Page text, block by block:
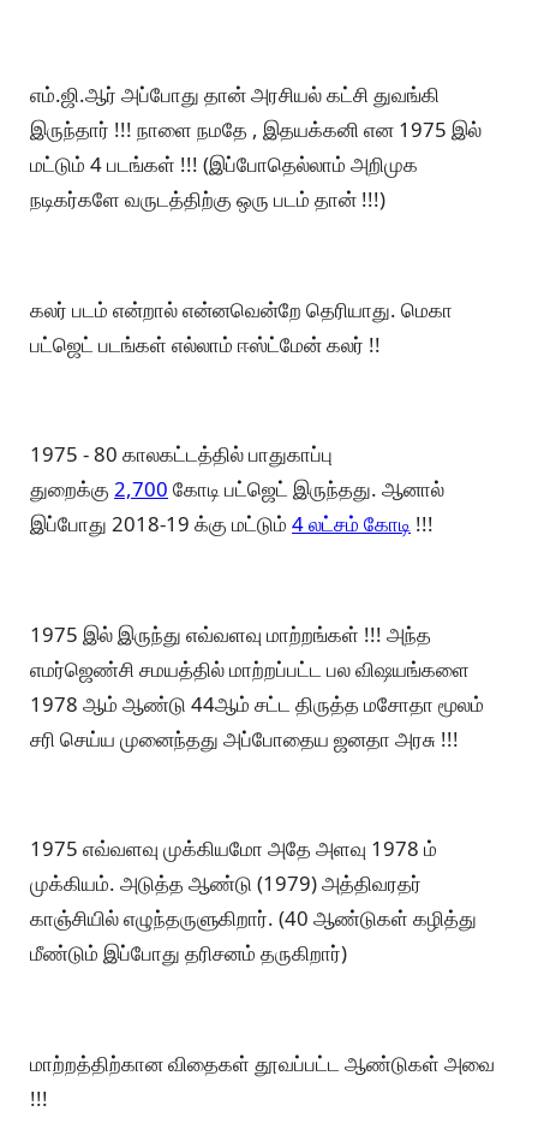
எம்.ஜி.ஆர் அப்போது தான் அரசியல் கட்சி துவங்கி
இருந்தார் !!! நாளை நமதே , இதயக்கனி என 1975 இல்
மட்டும் 4 படங்கள் !!! (இப்போதெல்லாம் அறிமுக
நடிகர்களே வருடத்திற்கு ஒரு படம் தான் !!!)
கலர் படம் என்றால் என்னவென்றே தெரியாது. மெகா
பட்ஜெட் படங்கள் எல்லாம் ஈஸ்ட்மேன் கலர் !!
1975 - 80 காலகட்டத்தில் பாதுகாப்பு
துறைக்கு 2,700 கோடி பட்ஜெட் இருந்தது. ஆனால்
இப்போது 2018-19 க்கு மட்டும் 4 லட்சம் கோடி !!!
1975 இல் இருந்து எவ்வளவு மாற்றங்கள் !!! அந்த
எமர்ஜெண்சி சமயத்தில் மாற்றப்பட்ட பல விஷயங்களை
1978 ஆம் ஆண்டு 44ஆம் சட்ட திருத்த மசோதா மூலம்
சரி செய்ய முனைந்தது அப்போதைய ஜனதா அரசு !!!
1975 எவ்வளவு முக்கியமோ அதே அளவு 1978 ம்
முக்கியம். அடுத்த ஆண்டு (1979) அத்திவரதர்
காஞ்சியில் எழுந்தருளுகிறார். (40 ஆண்டுகள் கழித்து
மீண்டும் இப்போது தரிசனம் தருகிறார்)
மாற்றத்திற்கான விதைகள் தூவப்பட்ட ஆண்டுகள் அவை
!!!